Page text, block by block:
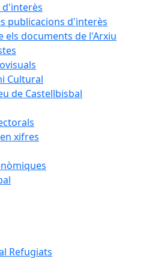
d'interès
publicacions d'interès
els documents de l'Arxiu
Cultural
de Castellbisbal
xifres
Refugiats